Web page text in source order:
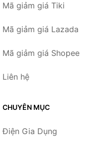
Mã giảm giá Tiki
Mã giảm giá Lazada
Mã giảm giá Shopee
Liên hệ
CHUYÊN MỤC
Điện Gia Dụng